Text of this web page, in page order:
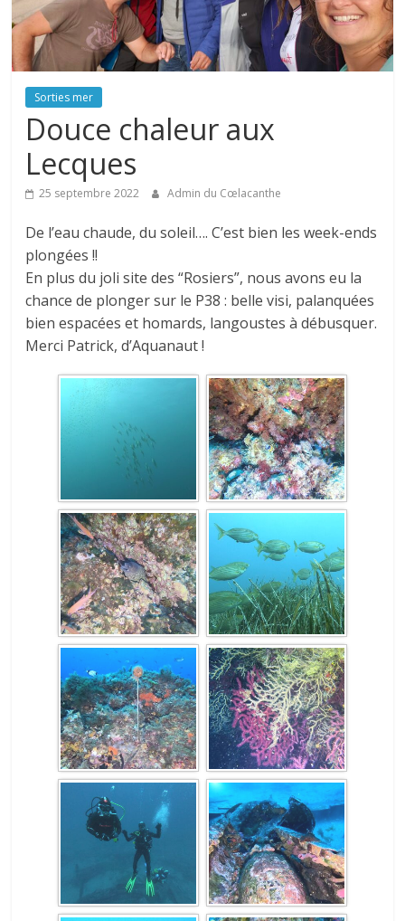
Sorties mer
Douce chaleur aux
Lecques
25 septembre 2022 Admin du Cœlacanthe
De l’eau chaude, du soleil…. C’est bien les week-ends
plongées !!
En plus du joli site des “Rosiers”, nous avons eu la
chance de plonger sur le P38 : belle visi, palanquées
bien espacées et homards, langoustes à débusquer.
Merci Patrick, d’Aquanaut !